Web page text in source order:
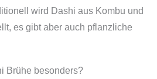
wird Dashi aus Kombu und
es gibt aber auch pflanzliche
Brühe besonders?